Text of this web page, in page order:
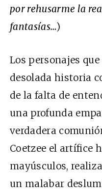
por rehusarme la
fantasías…)
Los personajes
desolada historia
de la falta de
una profunda
verdadera
Coetzee el artífice
mayúsculos,
un malabar